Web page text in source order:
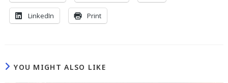
LinkedIn Print
YOU MIGHT ALSO LIKE